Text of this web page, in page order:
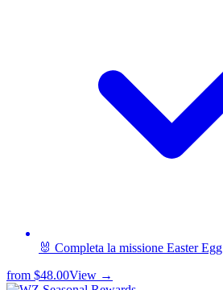
🐰 Completa la missione Easter Egg
from $48.00View →